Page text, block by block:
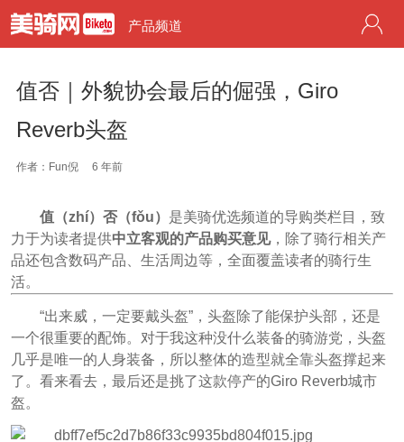
产品频道
值否｜外貌协会最后的倔强，Giro
Reverb头盔
作者：Fun倪 6 年前
值（zhí）否（fǒu） 是美骑优选频道的导购类栏目，致
力于为读者提供中立客观的产品购买意见，除了骑行相关产
品还包含数码产品、生活周边等，全面覆盖读者的骑行生
活。
“出来威，一定要戴头盔”，头盔除了能保护头部，还是
一个很重要的配饰。对于我这种没什么装备的骑游党，头盔
几乎是唯一的人身装备，所以整体的造型就全靠头盔撑起来
了。看来看去，最后还是挑了这款停产的Giro Reverb城市
盔。